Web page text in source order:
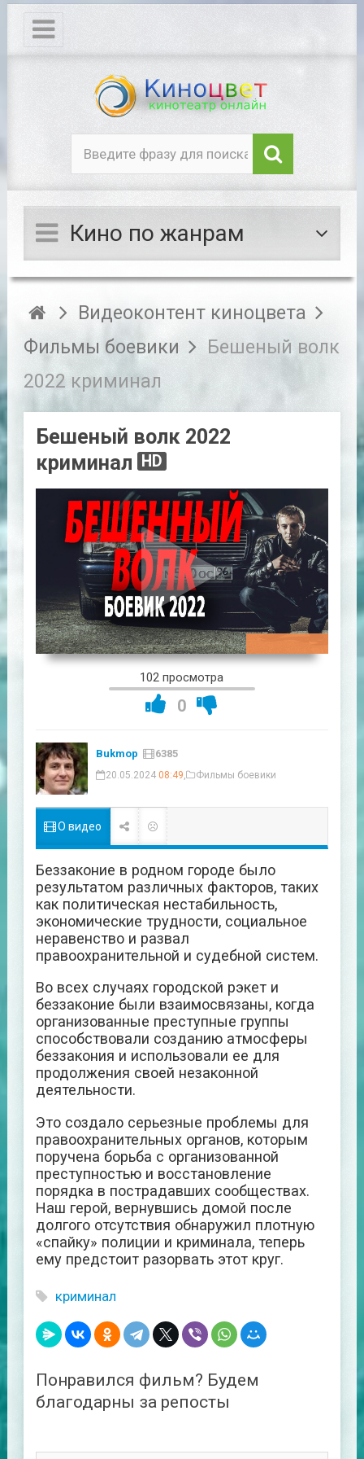
Кино по жанрам
Видеоконтент киноцвета
Фильмы боевики
Бешеный волк
2022 криминал
Бешеный волк 2022
криминал
HD
102 просмотра
0
Bukmop 6385
20.05.2024 08:49 Фильмы боевики
О видео
Беззаконие в родном городе было
результатом различных факторов, таких
как политическая нестабильность,
экономические трудности, социальное
неравенство и развал
правоохранительной и судебной систем.
Во всех случаях городской рэкет и
беззаконие были взаимосвязаны, когда
организованные преступные группы
способствовали созданию атмосферы
беззакония и использовали ее для
продолжения своей незаконной
деятельности.
Это создало серьезные проблемы для
правоохранительных органов, которым
поручена борьба с организованной
преступностью и восстановление
порядка в пострадавших сообществах.
Наш герой, вернувшись домой после
долгого отсутствия обнаружил плотную
«спайку» полиции и криминала, теперь
ему предстоит разорвать этот круг.
криминал
Понравился фильм? Будем
благодарны за репосты